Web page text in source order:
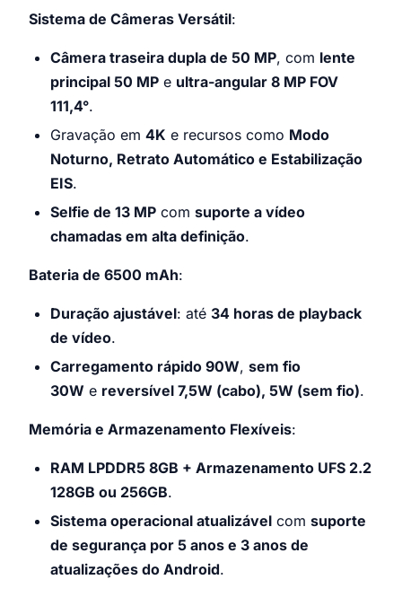
Sistema de Câmeras Versátil:
Câmera traseira dupla de 50 MP, com lente
principal 50 MP e ultra-angular 8 MP FOV
111,4°.
Gravação em 4K e recursos como Modo
Noturno, Retrato Automático e Estabilização
EIS.
Selfie de 13 MP com suporte a vídeo
chamadas em alta definição.
Bateria de 6500 mAh:
Duração ajustável: até 34 horas de playback
de vídeo.
Carregamento rápido 90W, sem fio
30W e reversível 7,5W (cabo), 5W (sem fio).
Memória e Armazenamento Flexíveis:
RAM LPDDR5 8GB + Armazenamento UFS 2.2
128GB ou 256GB.
Sistema operacional atualizável com suporte
de segurança por 5 anos e 3 anos de
atualizações do Android.